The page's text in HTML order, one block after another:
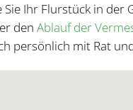
Sie Ihr Flurstück in
den Ablauf der
persönlich mit Rat